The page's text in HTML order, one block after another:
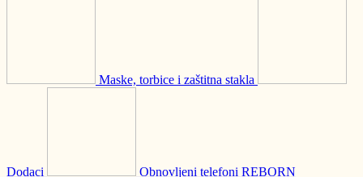
Maske, torbice i zaštitna stakla
Dodaci Obnovljeni telefoni REBORN